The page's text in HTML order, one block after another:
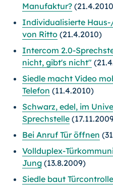
Manufaktur?
Individualisierte
von Ritto (21.4.2010)
Intercom 2.0-
nicht, gibt's nicht"
Siedle macht Video
Telefon (11.4.2010)
Schwarz, edel, im
Sprechstelle
Bei Anruf Tür öffnen
Vollduplex-
Jung (13.8.2009)
Siedle baut